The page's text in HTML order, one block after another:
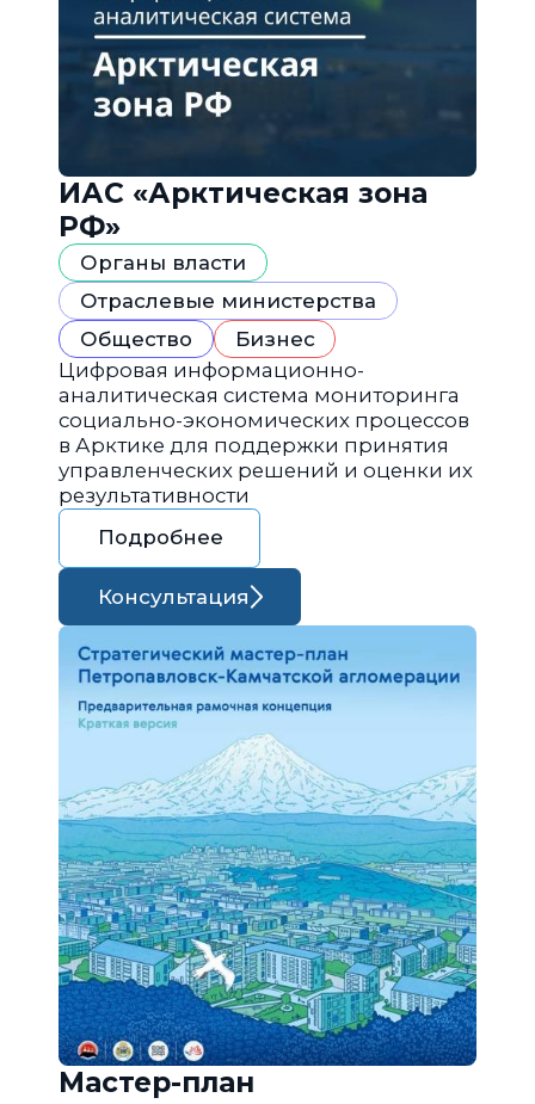
ИАС «Арктическая зона
РФ»
Органы власти
Отраслевые министерства
Общество
Бизнес
Цифровая информационно-
аналитическая система мониторинга
социально-экономических процессов
в Арктике для поддержки принятия
управленческих решений и оценки их
результативности
Подробнее
Консультация
Мастер-план